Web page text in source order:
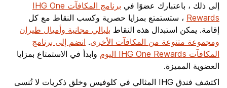
إلى ذلك ، باعتبارك عضوًا في
برنامج المكافآت IHG One
Rewards ، ستستمتع بمزايا حصرية وكسب النقاط مع كل
إقامة. يمكن استبدال هذه النقاط بليالي مجانية وأميال طيران
ومجموعة متنوعة من المكافآت الأخرى. انضم إلى برنامج
المكافآت IHG One Rewards اليوم
وابدأ في الاستمتاع بمزايا
العضوية المميزة.
اكتشف فندق IHG المثالي في كلوفيس وخلق ذكريات لا تُنسى